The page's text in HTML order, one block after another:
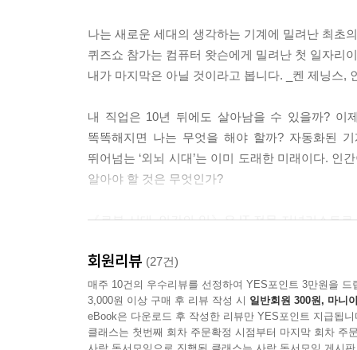
을 내세운다. 그렇다면 시간 절약 도우미들은 홍
공감과 돌봄은 힘들고 수고로워 보이지만 생명체
로봇처럼 되어버릴지도 모른다. ---「6장」중에서
사람과 달리 기계는 학습한 것을 망각하는 법이
발’로 이어지게 되는 배경이다. ---「7장」중에서
늘 휴대하고 연결되어 있는 ‘외뇌’ 시대에 기억을
함께 있다. 기억을 아웃소싱하는 행위는 우리가
장」중에서
나는 새로운 세대의 생각하는 기계에 밀려난 최초
퀴즈쇼 참가는 컴퓨터 왓슨에게 밀려난 첫 일자리
내가 마지막은 아닐 것이라고 봅니다. _켄 제닝스,
내 직업은 10년 뒤에도 살아남을 수 있을까? 이
똑똑해지면 나는 무엇을 해야 할까? 자동화된
뛰어넘는 ‘외뇌 시대’는 이미 도래한 미래이다.
알아야 할 것은 무엇인가?
《로봇 시대, 인간의 일》은 IT 전문 저널리스트
구체적으로 질문한다. 10가지의 미시적 질문들이
뛰어넘어 우리에게 거시적 안목과 실질적 교양을
“미래의 문맹자가 될 것인가”
―스마트 시대에서 로봇 시대로, 새로운 시대를 읽
회원리뷰 (27건)
매주 10건의 우수리뷰를 선정하여 YES포인트 3만원을 드
3,000원 이상 구매 후 리뷰 작성 시 일반회원 300원, 마니
eBook은 다운로드 후 작성한 리뷰만 YES포인트 지급됩니
클래스는 첫번째 회차 주문확정 시점부터 마지막 회차 주